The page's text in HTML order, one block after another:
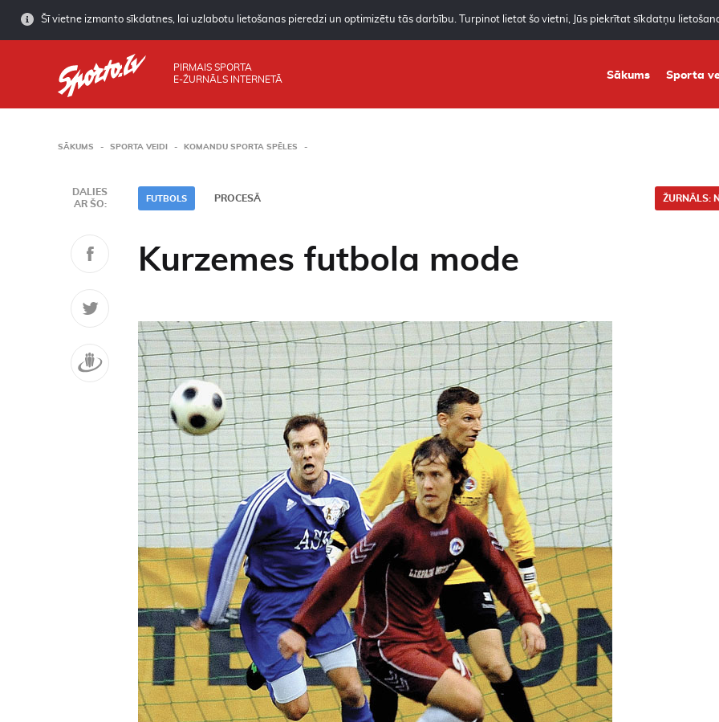
Šī vietne izmanto sīkdatnes, lai uzlabotu lietošanas pieredzi un optimizētu tās darbību. Turpinot lietot šo vietni, Jūs piekrītat sīkdatņu
PIRMAIS SPORTA
E-ŽURNĀLS INTERNETĀ
Sākums Sporta
SĀKUMS SPORTA VEIDI KOMANDU SPORTA SPĒLES
DALIES
AR ŠO:
FUTBOLS ŽURNĀLS:
PROCESĀ
Kurzemes futbola mode